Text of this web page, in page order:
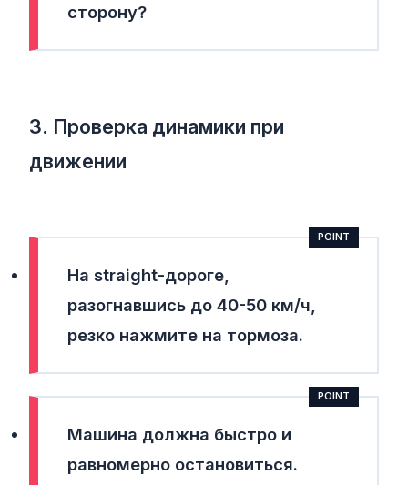
сторону?
3. Проверка динамики при
движении
На straight-дороге,
разогнавшись до 40-50 км/ч,
резко нажмите на тормоза.
Машина должна быстро и
равномерно остановиться.